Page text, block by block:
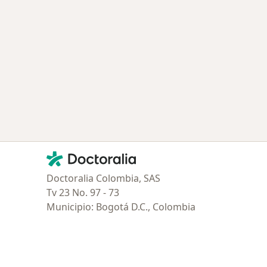
Contacto
Doctoralia - Página de inicio
Doctoralia Colombia, SAS
Tv 23 No. 97 - 73
Municipio: Bogotá D.C., Colombia